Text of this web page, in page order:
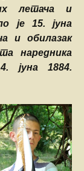
летача и
је 15. јуна
и обилазак
наредника
јуна 1884.